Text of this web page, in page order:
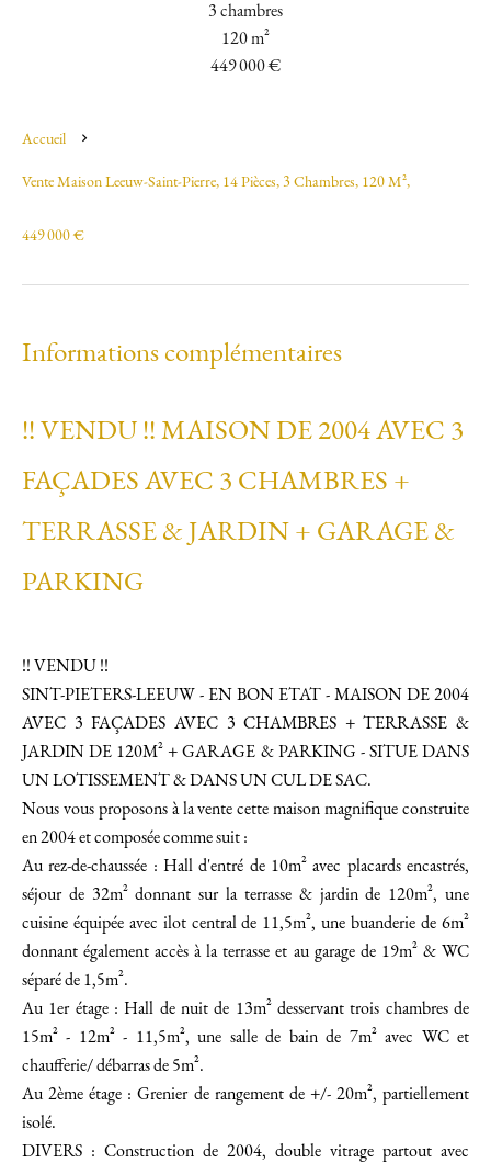
3 chambres
120 m²
449 000 €
Accueil
Vente Maison Leeuw-Saint-Pierre, 14 Pièces, 3 Chambres, 120 M²,
449 000 €
Informations complémentaires
!! VENDU !! MAISON DE 2004 AVEC 3
FAÇADES AVEC 3 CHAMBRES +
TERRASSE & JARDIN + GARAGE &
PARKING
!! VENDU !!
SINT-PIETERS-LEEUW - EN BON ETAT - MAISON DE 2004
AVEC 3 FAÇADES AVEC 3 CHAMBRES + TERRASSE &
JARDIN DE 120M² + GARAGE & PARKING - SITUE DANS
UN LOTISSEMENT & DANS UN CUL DE SAC.
Nous vous proposons à la vente cette maison magnifique construite
en 2004 et composée comme suit :
Au rez-de-chaussée : Hall d'entré de 10m² avec placards encastrés,
séjour de 32m² donnant sur la terrasse & jardin de 120m², une
cuisine équipée avec ilot central de 11,5m², une buanderie de 6m²
donnant également accès à la terrasse et au garage de 19m² & WC
séparé de 1,5m².
Au 1er étage : Hall de nuit de 13m² desservant trois chambres de
15m² - 12m² - 11,5m², une salle de bain de 7m² avec WC et
chaufferie/ débarras de 5m².
Au 2ème étage : Grenier de rangement de +/- 20m², partiellement
isolé.
DIVERS : Construction de 2004, double vitrage partout avec